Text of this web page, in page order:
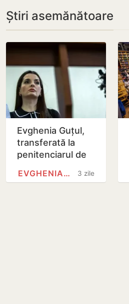
Știri asemănătoare
Evghenia Guțul,
transferată la
penitenciarul de
3 zile
EVGHENIA GUȚUL